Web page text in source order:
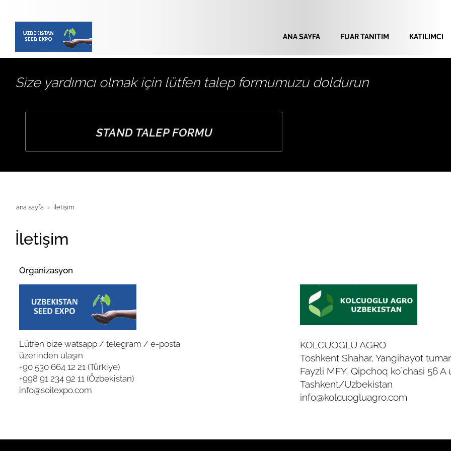
ANA SAYFA FUAR TANITIM KATILIMCI
Size yardımcı olmak için lütfen talep formumuzu doldurun
ana sayfa i̇leti̇şi̇m
İletişim
Organizasyon
Lütfen bize watsapp / telegram / e-posta
üzerinden ulaşın
+90 530 664 12 21 (Türkiye)
+998 91 234 92 11 (Özbekistan)
info@soilexpo.com
KOLCUOGLU AGRO
Toshkent Shahar, Yangihayot
Fayzli MFY, Qipchoq ko`chasi 56 A
Tashkent/Uzbekistan
info@kolcuogluagro.com